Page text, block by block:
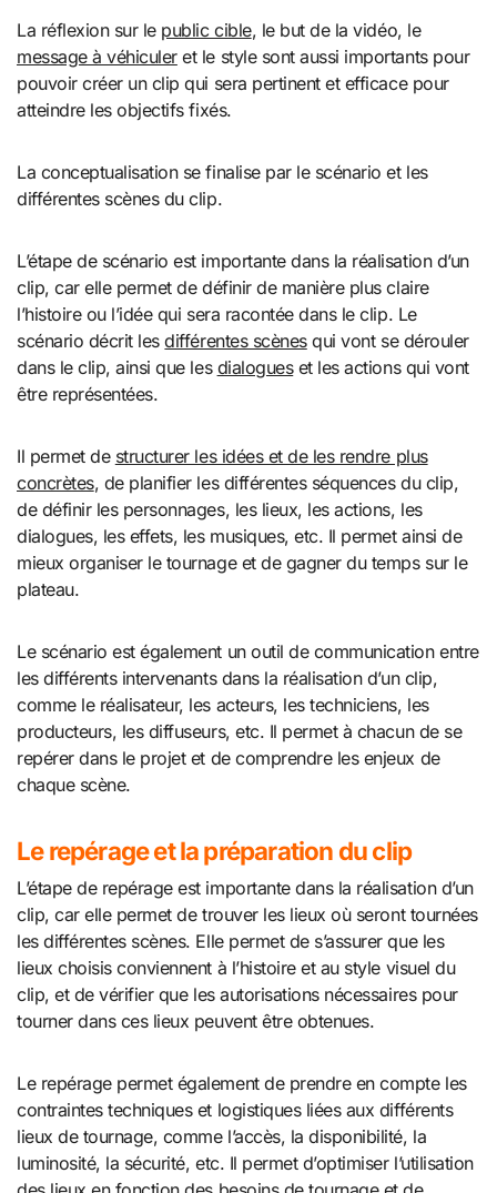
La réflexion sur le public cible, le but de la vidéo, le
message à véhiculeret le style sont aussi importants pour
pouvoir créer un clip qui sera pertinent et efficace pour
atteindre les objectifs fixés.
La conceptualisation se finalise par le scénario et les
différentes scènes du clip.
L’étape de scénario est importante dans la réalisation d’un
clip, car elle permet de définir de manière plus claire
l’histoire ou l’idée qui sera racontée dans le clip. Le
scénario décrit lesdifférentes scènesqui vont se dérouler
dans le clip, ainsi que les dialogueset les actions qui vont
être représentées.
Il permet de structurer les idées et de les rendre plus
concrètes, de planifier les différentes séquences du clip,
de définir les personnages, les lieux, les actions, les
dialogues, les effets, les musiques, etc. Il permet ainsi de
mieux organiser le tournage et de gagner du temps sur le
plateau.
Le scénario est également un outil de communication entre
les différents intervenants dans la réalisation d’un clip,
comme le réalisateur, les acteurs, les techniciens, les
producteurs, les diffuseurs, etc. Il permet à chacun de se
repérer dans le projet et de comprendre les enjeux de
chaque scène.
Le repérage et la préparation du clip
L’étape de repérage est importante dans la réalisation d’un
clip, car elle permet de trouver les lieux où seront tournées
les différentes scènes. Elle permet de s’assurer que les
lieux choisis conviennent à l’histoire et au style visuel du
clip, et de vérifier que les autorisations nécessaires pour
tourner dans ces lieux peuvent être obtenues.
Le repérage permet également de prendre en compte les
contraintes techniques et logistiques liées aux différents
lieux de tournage, comme l’accès, la disponibilité, la
luminosité, la sécurité, etc. Il permet d’optimiser l’utilisation